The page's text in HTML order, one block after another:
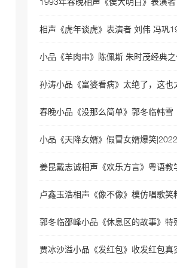
35052次播放
鹏、孙越
爱范冰冰, 被李晨揍!
孙越经典相声 没几
岳云鹏\孙越
相声《非一般的爱
小品《羊肉串》陈佩斯 朱时茂经典
孙涛小品《富婆看病》太绝了，这也
春晚小品《没那么简单》郭冬临韩雪
小品《天降女婿》假冒女婿爆笑